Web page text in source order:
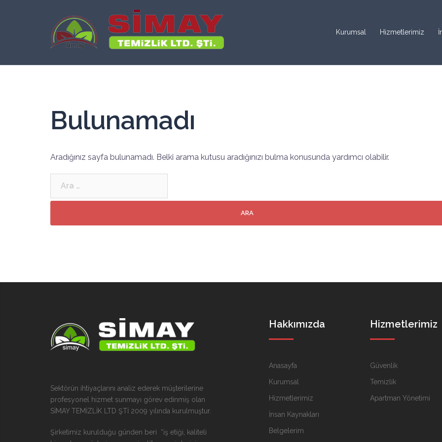
Kurumsal Hizmetlerimiz
Bulunamadı
Aradığınız sayfa bulunamadı. Belki arama kutusu aradığınızı bulma konusunda yardımcı olabilir.
Sektörün ihtiyaçlarını analiz ederek müşterilerine
profesyonel hizmet sunmayı görev edinmiş olan
SİMAY TEMİZLİK LTD ŞTİ 2009 yılında kurulmuştur.
Şirketimiz kurulduğu günden beri “iş etiği, kaliteli
Hakkımızda
Anasayfa
Kurumsal
Hizmetlerimiz
İnsan Kaynakları
Belgelerim
Hizmetlerimiz
Güvenlik
Temizlik
Apartman Yönetimi